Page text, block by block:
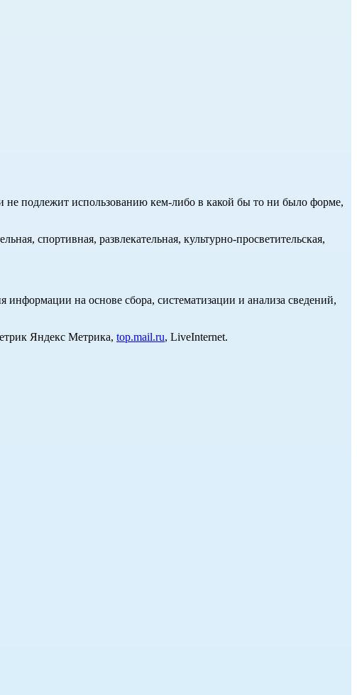
не подлежит использованию кем-либо в какой бы то ни было форме,
спортивная, развлекательная, культурно-просветительская,
на основе сбора, систематизации и анализа сведений,
Яндекс Метрика, top.mail.ru, LiveInternet.